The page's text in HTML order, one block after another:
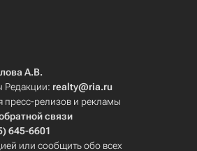
А.В.
Редакции: realty@ria.ru
релизов и рекламы
связи
645-6601
или сообщить обо всех